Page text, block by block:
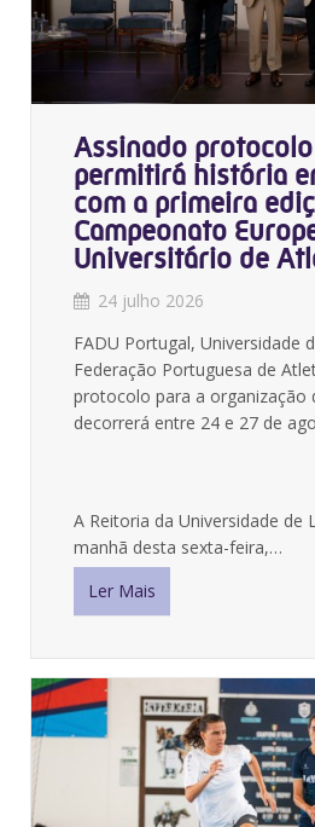
Assinado
permitirá história
com a primeira
Campeonato
Universitário de
24 julho 2026
FADU Portugal, Universidade
Federação Portuguesa de
protocolo para a organização
decorrerá entre 24 e 27 de
A Reitoria da Universidade de
manhã desta sexta-feira,…
Ler Mais